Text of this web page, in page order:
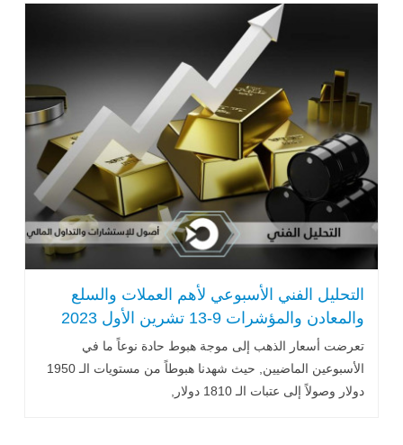
التحليل الفني الأسبوعي لأهم العملات والسلع
والمعادن والمؤشرات 9-13 تشرين الأول 2023
تعرضت أسعار الذهب إلى موجة هبوط حادة نوعاً ما في
الأسبوعين الماضيين, حيث شهدنا هبوطاً من مستويات الـ 1950
دولار وصولاً إلى عتبات الـ 1810 دولار,